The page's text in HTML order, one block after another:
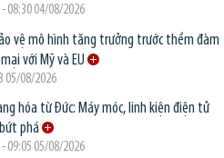
- 08:30 04/08/2026
vệ mô hình tăng trưởng trước thềm đàm
với Mỹ và EU
05/08/2026
hóa từ Đức: Máy móc, linh kiện điện tử
phá
- 09:05 05/08/2026